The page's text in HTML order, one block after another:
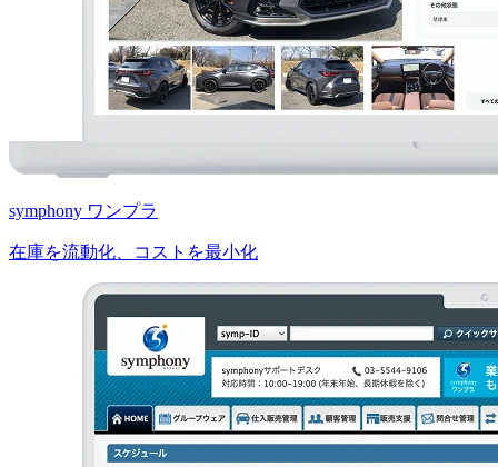
symphony ワンプラ
在庫を流動化、コストを最小化